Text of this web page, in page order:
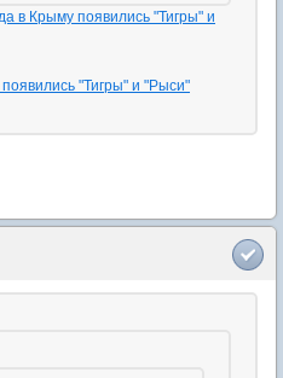
в Крыму появились "Тигры" и
"Тигры" и "Рыси"